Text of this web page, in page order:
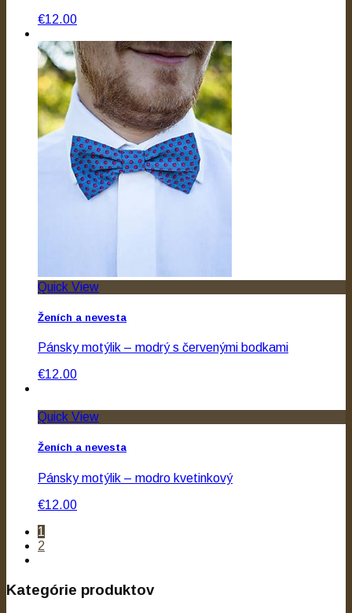
€12.00
Quick View
Ženích a nevesta
Pánsky motýlik – modrý s červenými bodkami
€12.00
Quick View
Ženích a nevesta
Pánsky motýlik – modro kvetinkový
€12.00
1
2
Kategórie produktov